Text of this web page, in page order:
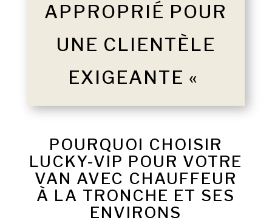
APPROPRIÉ POUR
UNE CLIENTÈLE
EXIGEANTE «
POURQUOI CHOISIR
LUCKY-VIP POUR VOTRE
VAN AVEC CHAUFFEUR
À LA TRONCHE ET SES
ENVIRONS